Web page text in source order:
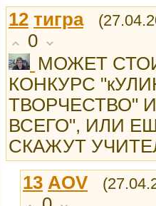
12 тигра
0
МОЖЕТ
КОНКУРС
ТВОРЧЕСТВО"
ВСЕГО", ИЛИ
СКАЖУТ
13 AOV